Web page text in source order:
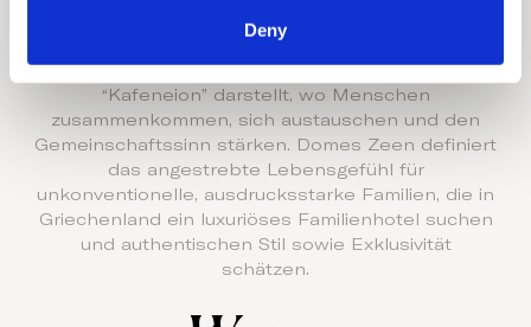
Deny
traditionellen griechischen Dorfes angeordnet und
“Kafeneion” darstellt, wo Menschen
zusammenkommen, sich austauschen und den
Gemeinschaftssinn stärken. Domes Zeen definiert
das angestrebte Lebensgefühl für
unkonventionelle, ausdrucksstarke Familien, die in
Griechenland ein luxuriöses Familienhotel suchen
und authentischen Stil sowie Exklusivität
schätzen.